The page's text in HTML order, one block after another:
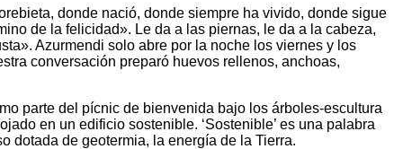
donde nació, donde siempre ha vivido, donde sigue
de la felicidad». Le da a las piernas, le da a la cabeza,
Azurmendi solo abre por la noche los viernes y los
conversación preparó huevos rellenos, anchoas,
parte del pícnic de bienvenida bajo los árboles-escultura
en un edificio sostenible. ‘Sostenible’ es una palabra
dotada de geotermia, la energía de la Tierra.